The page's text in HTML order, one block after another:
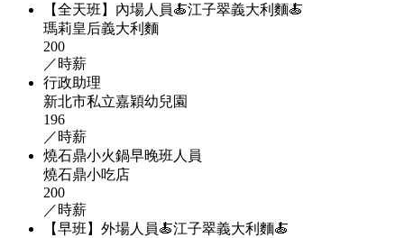
【全天班】內場人員🍝江子翠義大利麵🍝
瑪莉皇后義大利麵
200
／時薪
行政助理
新北市私立嘉穎幼兒園
196
／時薪
燒石鼎小火鍋早晚班人員
燒石鼎小吃店
200
／時薪
【早班】外場人員🍝江子翠義大利麵🍝